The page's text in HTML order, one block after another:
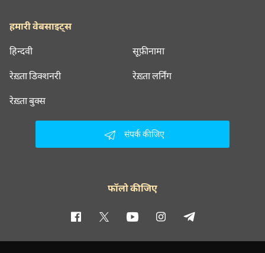
हमारी वेबसाइट्स
हिन्दवी सूफ़ीनामा
रेख़्ता डिक्शनरी रेख़्ता लर्निंग
रेख़्ता बुक्स
संपर्क कीजिए
फॉलो कीजिए